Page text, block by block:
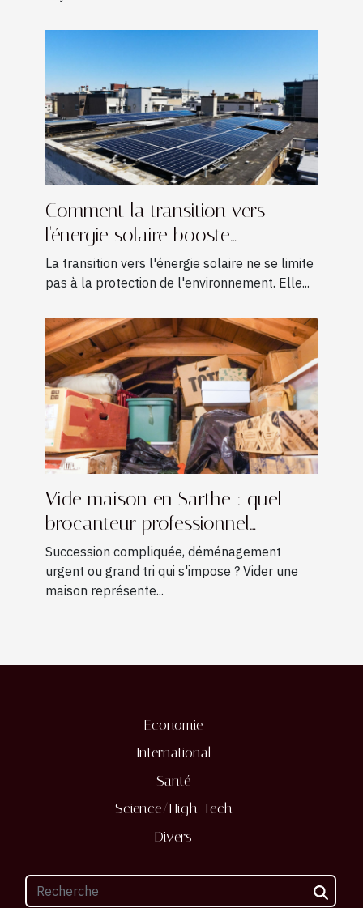
Comment la transition vers
l'énergie solaire booste
l'économie locale ?
La transition vers l'énergie solaire ne se limite
pas à la protection de l'environnement. Elle...
Vide maison en Sarthe : quel
brocanteur professionnel
contacter ?
Succession compliquée, déménagement
urgent ou grand tri qui s'impose ? Vider une
maison représente...
Economie
International
Santé
Science/High-Tech
Divers